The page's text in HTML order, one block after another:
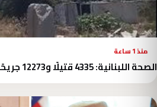
منذ 1 ساعة
الصحة اللبنانية: 4335 قتيلًا و12273 جريحًا جراء العدوان الإسرائيلي